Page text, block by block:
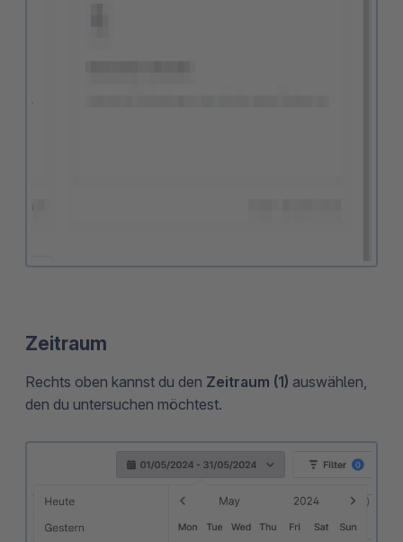
Zeitraum
Rechts oben kannst du den Zeitraum (1) auswählen,
den du untersuchen möchtest.